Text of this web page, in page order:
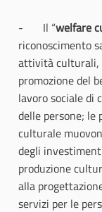
- Il “welfare
riconoscimento
attività culturali,
promozione del
lavoro sociale di
delle persone; le
culturale
degli
produzione
alla
servizi per le